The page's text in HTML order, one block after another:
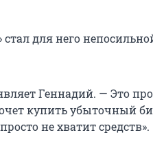
стал для него
Геннадий. — Это
купить убыточный
не хватит средств».